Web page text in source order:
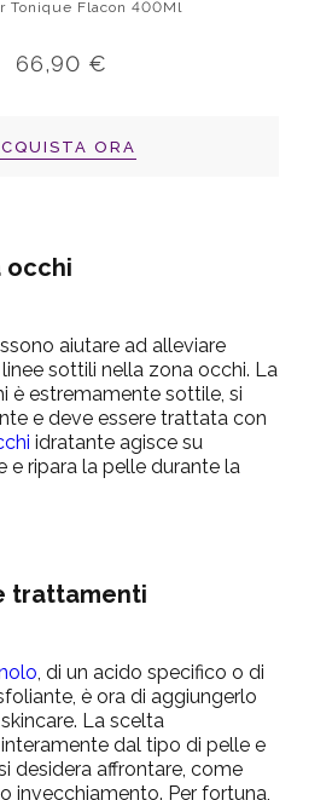
Tonique Flacon 400Ml
66,90 €
ORA
occhi
aiutare ad alleviare
sottili nella zona occhi. La
è estremamente sottile, si
e deve essere trattata con
idratante agisce su
e ripara la pelle durante la
trattamenti
, di un acido specifico o di
è ora di aggiungerlo
La scelta
dal tipo di pelle e
desidera affrontare, come
invecchiamento. Per fortuna,